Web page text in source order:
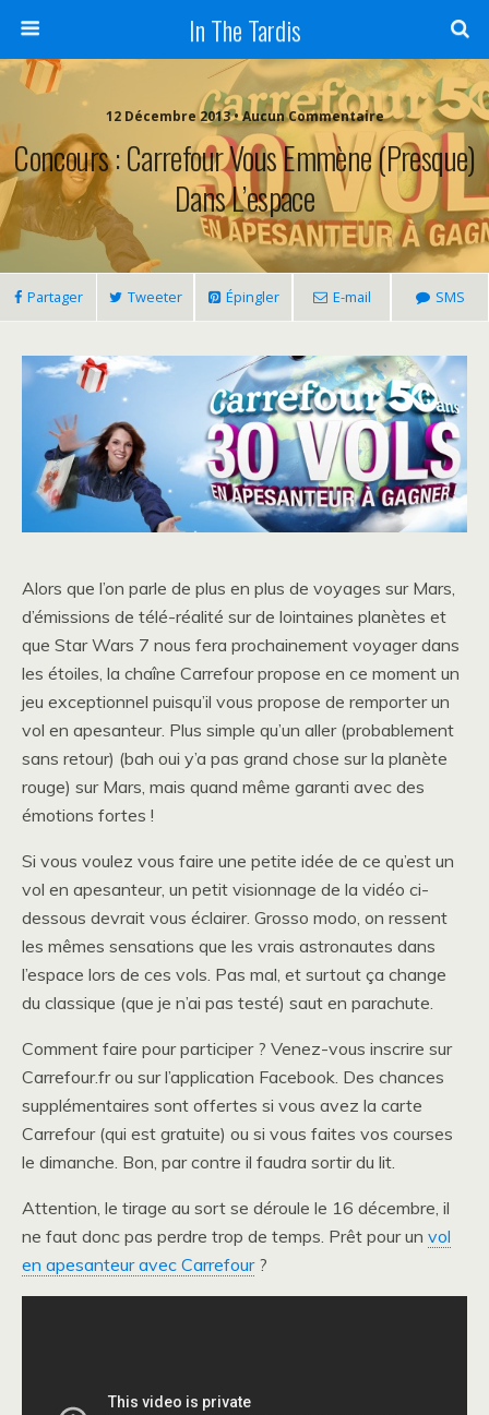
In The Tardis
12 Décembre 2013 • Aucun Commentaire
Concours : Carrefour Vous Emmène (presque)
Dans L’espace
Partager Tweeter Épingler E-mail SMS
Alors que l’on parle de plus en plus de voyages sur Mars,
d’émissions de télé-réalité sur de lointaines planètes et
que Star Wars 7 nous fera prochainement voyager dans
les étoiles, la chaîne Carrefour propose en ce moment un
jeu exceptionnel puisqu’il vous propose de remporter un
vol en apesanteur. Plus simple qu’un aller (probablement
sans retour) (bah oui y’a pas grand chose sur la planète
rouge) sur Mars, mais quand même garanti avec des
émotions fortes !
Si vous voulez vous faire une petite idée de ce qu’est un
vol en apesanteur, un petit visionnage de la vidéo ci-
dessous devrait vous éclairer. Grosso modo, on ressent
les mêmes sensations que les vrais astronautes dans
l’espace lors de ces vols. Pas mal, et surtout ça change
du classique (que je n’ai pas testé) saut en parachute.
Comment faire pour participer ? Venez-vous inscrire sur
Carrefour.fr ou sur l’application Facebook. Des chances
supplémentaires sont offertes si vous avez la carte
Carrefour (qui est gratuite) ou si vous faites vos courses
le dimanche. Bon, par contre il faudra sortir du lit.
Attention, le tirage au sort se déroule le 16 décembre, il
ne faut donc pas perdre trop de temps. Prêt pour un vol
en apesanteur avec Carrefour?